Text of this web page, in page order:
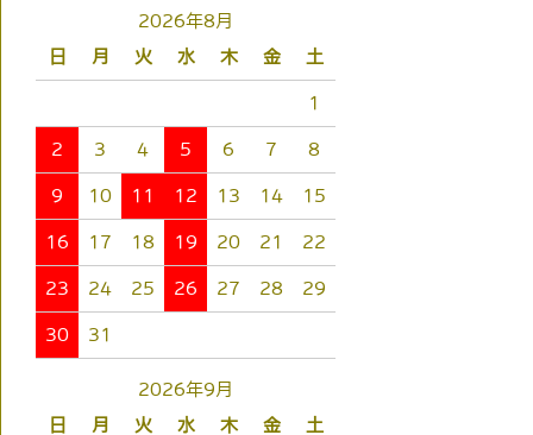
2026年8月
日
月 火 水 木 金 土
1
2 3 4 5 6 7 8
9 10 11 12 13 14 15
16 17 18 19 20 21 22
23 24 25 26 27 28 29
30 31
2026年9月
日
月 火 水 木 金 土